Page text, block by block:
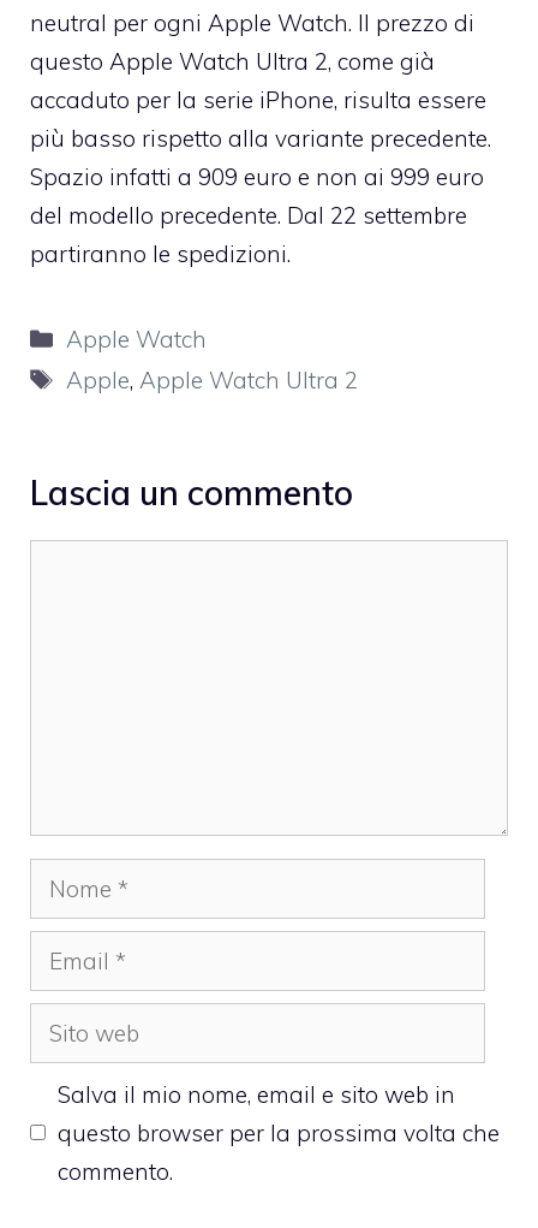
neutral per ogni Apple Watch. Il prezzo di
questo Apple Watch Ultra 2, come già
accaduto per la serie iPhone, risulta essere
più basso rispetto alla variante precedente.
Spazio infatti a 909 euro e non ai 999 euro
del modello precedente. Dal 22 settembre
partiranno le spedizioni.
Categorie
Apple Watch
Tag
Apple, Apple Watch Ultra 2
Lascia un commento
Nome
Email
Sito
web
Salva il mio nome, email e sito web in
questo browser per la prossima volta che
commento.